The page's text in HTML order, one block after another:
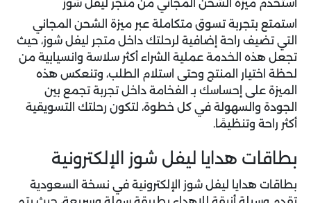
استخدم ميزة الشحن المجاني من متجر ليفل شوز
استمتع بتجربة تسوق متكاملة عبر ميزة الشحن المجاني
التي تضيف راحة إضافية لرحلتك داخل متجر ليفل شوز، حيث
تجعل هذه الخدمة عملية الشراء أكثر سلاسة وانسيابية من
لحظة اختيار المنتج وحتى استلام الطلب، وتنعكس هذه
الميزة على إحساسك بـ الفخامة داخل تجربة تجمع بين
الجودة والسهولة في كل خطوة، لتكون رحلتك التسويقية
أكثر راحة وتنظيمًا.
بطاقات هدايا ليفل شوز الإلكترونية
بطاقات هدايا ليفل شوز الإلكترونية في نسخة السعودية